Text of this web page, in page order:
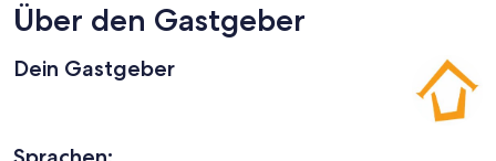
Über den Gastgeber
Dein Gastgeber